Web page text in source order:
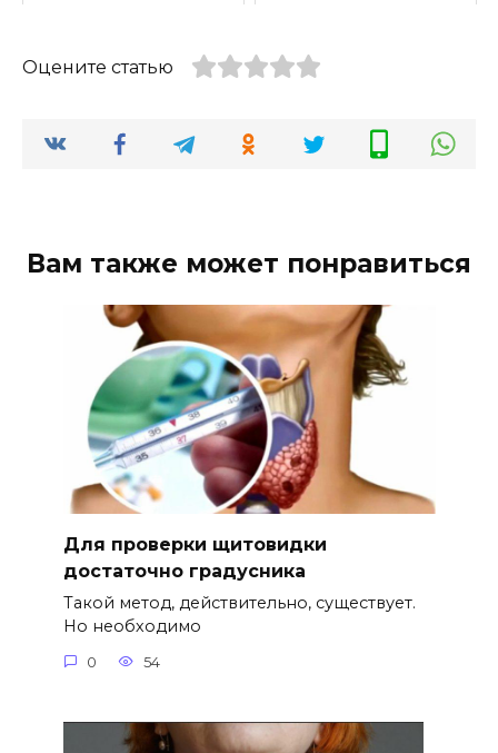
Оцените статью
Вам также может понравиться
Для проверки щитовидки
достаточно градусника
Такой метод, действительно, существует.
Но необходимо
0 54